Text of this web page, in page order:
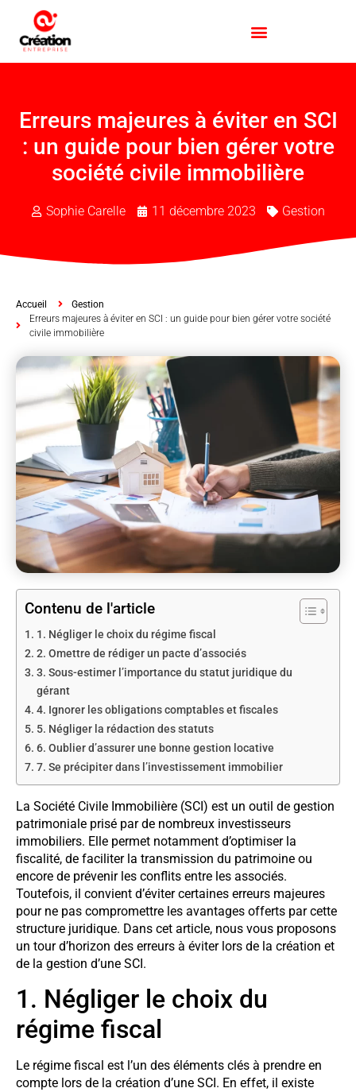
Erreurs majeures à éviter en SCI
: un guide pour bien gérer votre
société civile immobilière
Sophie Carelle 11 décembre 2023 Gestion
Accueil
Gestion
Erreurs majeures à éviter en SCI : un guide pour bien gérer votre société
civile immobilière
Contenu de l'article
1. Négliger le choix du régime fiscal
2. Omettre de rédiger un pacte d’associés
3. Sous-estimer l’importance du statut juridique du
gérant
4. Ignorer les obligations comptables et fiscales
5. Négliger la rédaction des statuts
6. Oublier d’assurer une bonne gestion locative
7. Se précipiter dans l’investissement immobilier
La Société Civile Immobilière (SCI) est un outil de gestion
patrimoniale prisé par de nombreux investisseurs
immobiliers. Elle permet notamment d’optimiser la
fiscalité, de faciliter la transmission du patrimoine ou
encore de prévenir les conflits entre les associés.
Toutefois, il convient d’éviter certaines erreurs majeures
pour ne pas compromettre les avantages offerts par cette
structure juridique. Dans cet article, nous vous proposons
un tour d’horizon des erreurs à éviter lors de la création et
de la gestion d’une SCI.
1. Négliger le choix du
régime fiscal
Le régime fiscal est l’un des éléments clés à prendre en
compte lors de la création d’une SCI. En effet, il existe